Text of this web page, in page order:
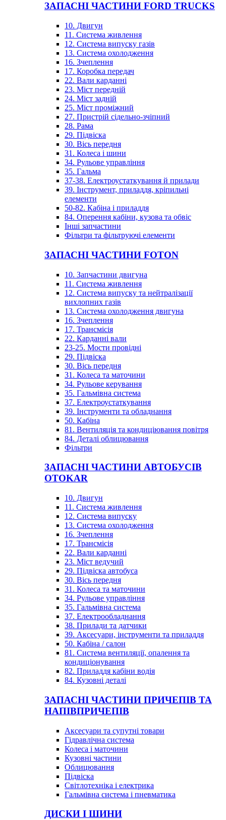
ЗАПАСНІ ЧАСТИНИ FORD TRUCKS
10. Двигун
11. Система живлення
12. Система випуску газів
13. Система охолодження
16. Зчеплення
17. Коробка передач
22. Вали карданні
23. Міст передній
24. Міст задній
25. Міст проміжний
27. Пристрій сідельно-зчіпний
28. Рама
29. Підвіска
30. Вісь передня
31. Колеса і шини
34. Рульове управління
35. Гальма
37-38. Електроустаткування й прилади
39. Інструмент, приладдя, кріпильні
елементи
50-82. Кабіна і приладдя
84. Оперення кабіни, кузова та обвіс
Інші запчастини
Фільтри та фільтруючі елементи
ЗАПАСНІ ЧАСТИНИ FOTON
10. Запчастини двигуна
11. Система живлення
12. Система випуску та нейтралізації
вихлопних газів
13. Система охолодження двигуна
16. Зчеплення
17. Трансмісія
22. Карданні вали
23-25. Мости провідні
29. Підвіска
30. Вісь передня
31. Колеса та маточини
34. Рульове керування
35. Гальмівна система
37. Електроустаткування
39. Інструменти та обладнання
50. Кабіна
81. Вентиляція та кондиціювання повітря
84. Деталі облицювання
Фільтри
ЗАПАСНІ ЧАСТИНИ АВТОБУСІВ
OTOKAR
10. Двигун
11. Система живлення
12. Система випуску
13. Система охолодження
16. Зчеплення
17. Трансмісія
22. Вали карданні
23. Міст ведучий
29. Підвіска автобуса
30. Вісь передня
31. Колеса та маточини
34. Рульове управління
35. Гальмівна система
37. Електрообладнання
38. Прилади та датчики
39. Аксесуари, інструменти та приладдя
50. Кабіна / салон
81. Система вентиляції, опалення та
кондиціонування
82. Приладдя кабіни водія
84. Кузовні деталі
ЗАПАСНІ ЧАСТИНИ ПРИЧЕПІВ ТА
НАПІВПРИЧЕПІВ
Аксесуари та супутні товари
Гідравлічна система
Колеса і маточини
Кузовні частини
Облицювання
Підвіска
Світлотехніка і електрика
Гальмівна система і пневматика
ДИСКИ І ШИНИ